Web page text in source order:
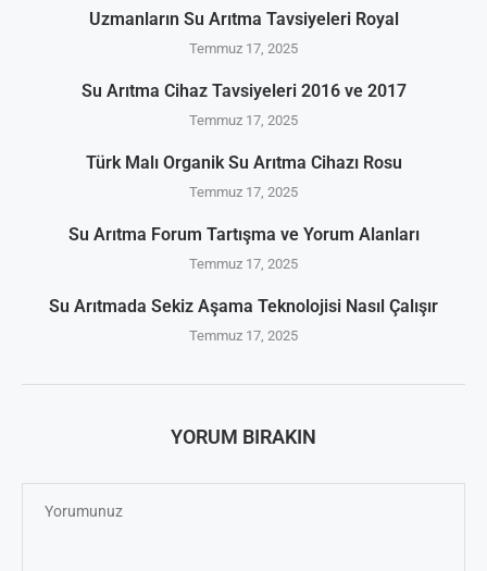
Uzmanların Su Arıtma Tavsiyeleri Royal
Temmuz 17, 2025
Su Arıtma Cihaz Tavsiyeleri 2016 ve 2017
Temmuz 17, 2025
Türk Malı Organik Su Arıtma Cihazı Rosu
Temmuz 17, 2025
Su Arıtma Forum Tartışma ve Yorum Alanları
Temmuz 17, 2025
Su Arıtmada Sekiz Aşama Teknolojisi Nasıl Çalışır
Temmuz 17, 2025
YORUM BIRAKIN